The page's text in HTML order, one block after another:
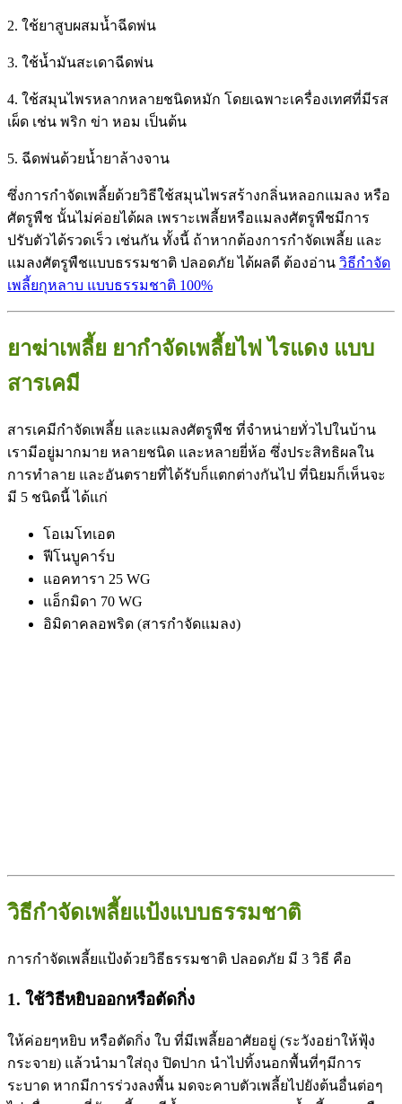
2. ใช้ยาสูบผสมน้ำฉีดพ่น
3. ใช้น้ำมันสะเดาฉีดพ่น
4. ใช้สมุนไพรหลากหลายชนิดหมัก โดยเฉพาะเครื่องเทศที่มีรส
เผ็ด เช่น พริก ข่า หอม เป็นต้น
5. ฉีดพ่นด้วยน้ำยาล้างจาน
ซึ่งการกำจัดเพลี้ยด้วยวิธีใช้สมุนไพรสร้างกลิ่นหลอกแมลง หรือ
ศัตรูพืช นั้นไม่ค่อยได้ผล เพราะเพลี้ยหรือแมลงศัตรูพืชมีการ
ปรับตัวได้รวดเร็ว เช่นกัน ทั้งนี้ ถ้าหากต้องการกำจัดเพลี้ย และ
แมลงศัตรูพืชแบบธรรมชาติ ปลอดภัย ได้ผลดี ต้องอ่าน วิธีกําจัด
เพลี้ยกุหลาบ แบบธรรมชาติ 100%
ยาฆ่าเพลี้ย ยากําจัดเพลี้ยไฟ ไรแดง แบบ
สารเคมี
สารเคมีกำจัดเพลี้ย และแมลงศัตรูพืช ที่จำหน่ายทั่วไปในบ้าน
เรามีอยู่มากมาย หลายชนิด และหลายยี่ห้อ ซึ่งประสิทธิผลใน
การทำลาย และอันตรายที่ได้รับก็แตกต่างกันไป ที่นิยมก็เห็นจะ
มี 5 ชนิดนี้ ได้แก่
โอเมโทเอต
ฟีโนบูคาร์บ
แอคทารา 25 WG
แอ็กมิดา 70 WG
อิมิดาคลอพริด (สารกำจัดแมลง)
วิธีกำจัดเพลี้ยแป้งแบบธรรมชาติ
การกำจัดเพลี้ยแป้งด้วยวิธีธรรมชาติ ปลอดภัย มี 3 วิธี คือ
1. ใช้วิธีหยิบออกหรือตัดกิ่ง
ให้ค่อยๆหยิบ หรือตัดกิ่ง ใบ ที่มีเพลี้ยอาศัยอยู่ (ระวังอย่าให้ฟุ้ง
กระจาย) แล้วนำมาใส่ถุง ปิดปาก นำไปทิ้งนอกพื้นที่ๆมีการ
ระบาด หากมีการร่วงลงพื้น มดจะคาบตัวเพลี้ยไปยังต้นอื่นต่อๆ